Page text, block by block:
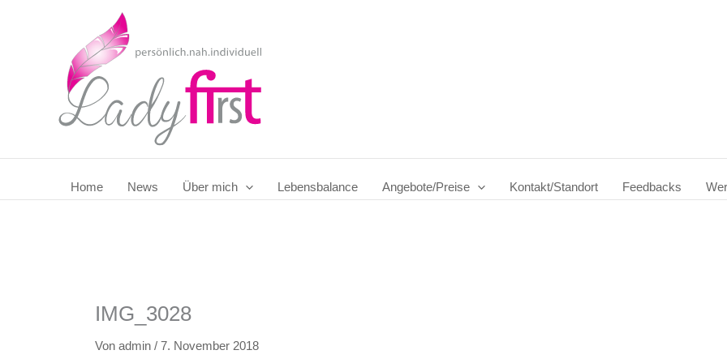
Home News Über mich Lebensbalance Angebote/Preise Kontakt/Standort Feedbacks
IMG_3028
Von admin / 7. November 2018